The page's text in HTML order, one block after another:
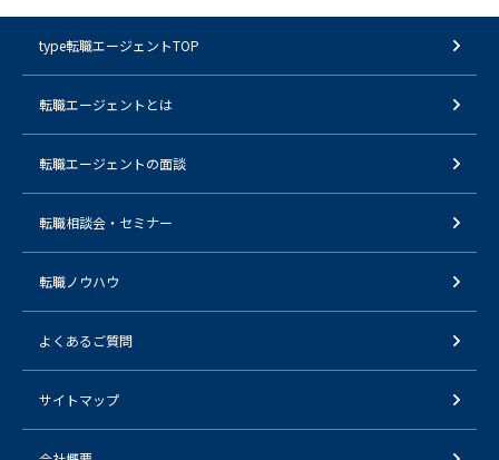
type転職エージェントTOP
転職エージェントとは
転職エージェントの面談
転職相談会・セミナー
転職ノウハウ
よくあるご質問
サイトマップ